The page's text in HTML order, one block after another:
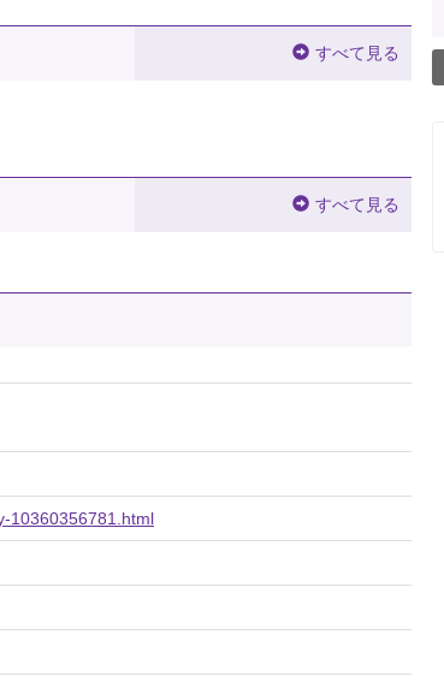
すべて見る
すべて見る
10360356781.html